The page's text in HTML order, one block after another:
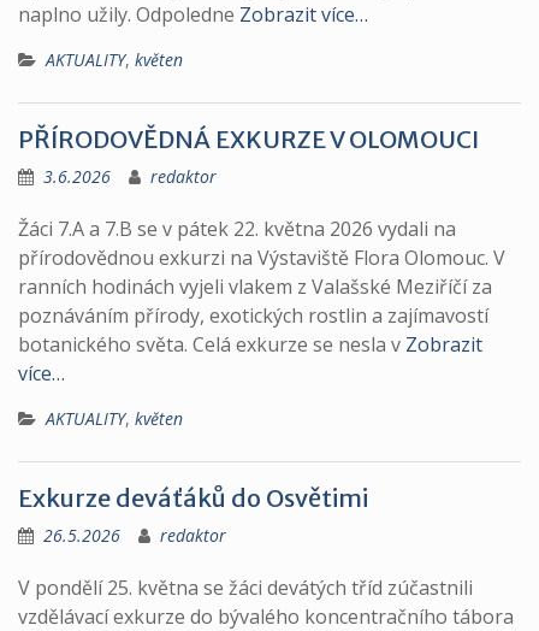
naplno užily. Odpoledne Zobrazit více…
AKTUALITY, květen
PŘÍRODOVĚDNÁ EXKURZE V OLOMOUCI
3.6.2026 redaktor
Žáci 7.A a 7.B se v pátek 22. května 2026 vydali na
přírodovědnou exkurzi na Výstaviště Flora Olomouc. V
ranních hodinách vyjeli vlakem z Valašské Meziříčí za
poznáváním přírody, exotických rostlin a zajímavostí
botanického světa. Celá exkurze se nesla v Zobrazit
více…
AKTUALITY, květen
Exkurze deváťáků do Osvětimi
26.5.2026 redaktor
V pondělí 25. května se žáci devátých tříd zúčastnili
vzdělávací exkurze do bývalého koncentračního tábora